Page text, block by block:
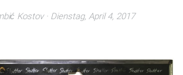
Kostov· Dienstag, April 4, 2017